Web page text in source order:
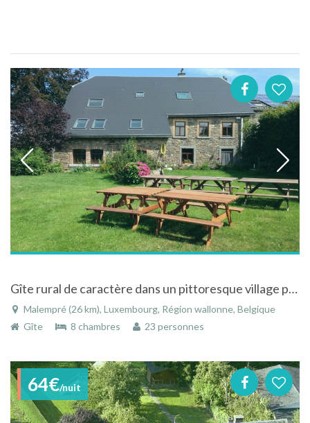
Gîte rural de caractère dans un pittoresque village près de la Baraque de Fraîture où de belles promenades vous attendent
Malempré (26 km), Luxembourg, Région wallonne, Belgique
Gîte
8 chambres 23 personnes
64€/nuit